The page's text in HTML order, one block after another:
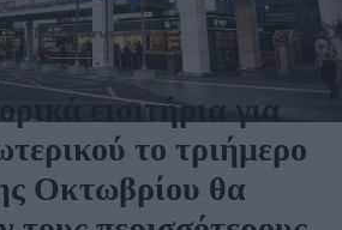
Travel News
εισιτήρια για
το τριήμερο
Οκτωβρίου θα